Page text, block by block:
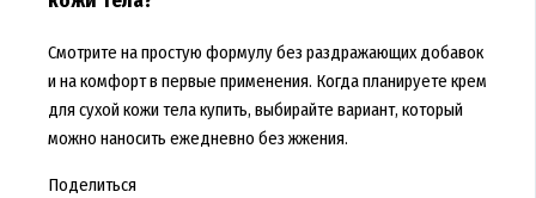
Смотрите на простую формулу без раздражающих добавок
и на комфорт в первые применения. Когда планируете крем
для сухой кожи тела купить, выбирайте вариант, который
можно наносить ежедневно без жжения.
Поделиться